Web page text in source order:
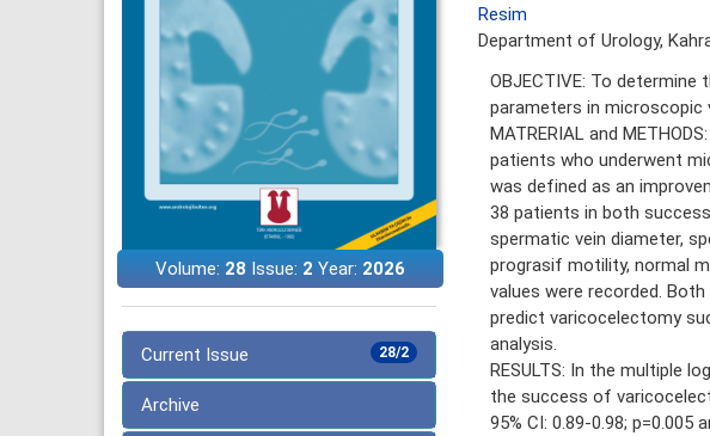
Volume: 28 Issue: 2 Year: 2026
28/2
Current Issue
Archive
Resim
Department of Urology,
OBJECTIVE: To
parameters in microscopic
MATRERIAL and
patients who underwent
was defined as an
38 patients in both
spermatic vein diameter,
prograsif motility, normal
values were recorded.
predict varicocelectomy
analysis.
RESULTS: In the multiple
the success of
95% CI: 0.89-0.98; p=0.005